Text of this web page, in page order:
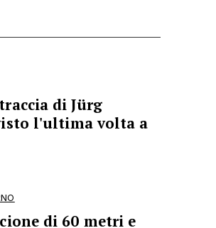
di Jürg
l'ultima volta a
di 60 metri e